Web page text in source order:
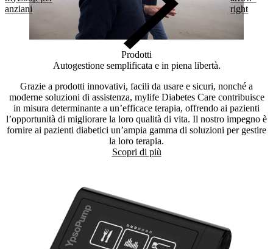
anziani
right
Prodotti
Autogestione semplificata e in piena libertà.
Grazie a prodotti innovativi, facili da usare e sicuri, nonché a
moderne soluzioni di assistenza, mylife Diabetes Care contribuisce
in misura determinante a un’efficace terapia, offrendo ai pazienti
l’opportunità di migliorare la loro qualità di vita. Il nostro impegno è
fornire ai pazienti diabetici un’ampia gamma di soluzioni per gestire
la loro terapia.
Scopri di più